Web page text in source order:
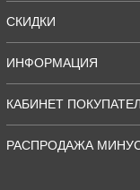
СКИДКИ
ИНФОРМАЦИЯ
КАБИНЕТ
РАСПРОДАЖА МИНУС